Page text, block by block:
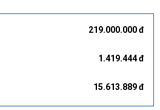
219.000.000 đ
1.419.444 đ
15.613.889 đ